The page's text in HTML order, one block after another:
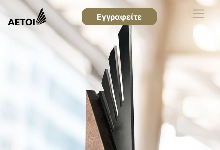
Εγγραφείτε